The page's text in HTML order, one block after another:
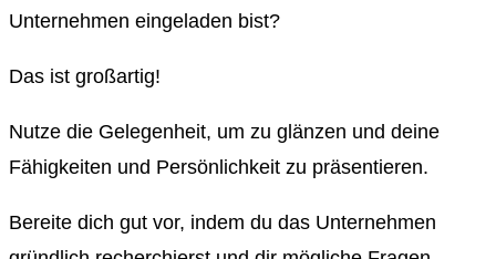
Unternehmen eingeladen bist?
Das ist großartig!
Nutze die Gelegenheit, um zu glänzen und deine
Fähigkeiten und Persönlichkeit zu präsentieren.
Bereite dich gut vor, indem du das Unternehmen